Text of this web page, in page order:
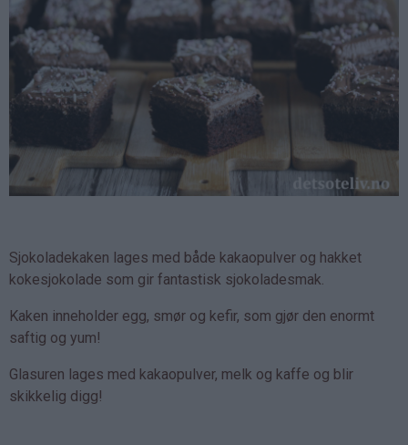
Sjokoladekaken lages med både kakaopulver og hakket
kokesjokolade som gir fantastisk sjokoladesmak.
Kaken inneholder egg, smør og kefir, som gjør den enormt
saftig og yum!
Glasuren lages med kakaopulver, melk og kaffe og blir
skikkelig digg!